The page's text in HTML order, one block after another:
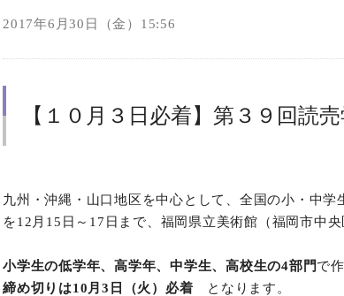
2017年6月30日（金）15:56
【１０月３日必着】第３９回読
九州・沖縄・山口地区を中心として、全国の小・中
を12月15日～17日まで、福岡県立美術館（福岡市中央
小学生の低学年、高学年、中学生、高校生の4部門で
締め切りは10月3日（火）必着
となります。